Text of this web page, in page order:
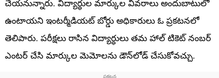
చేయనున్నారు. విద్యార్ధుల మార్కుల వివరాలు అందుబాటులో
ఉంటాయని ఇంటర్మీడియట్‌ బోర్డు అధికారులు ఓ ప్రకటనలో
తెలిపారు. పరీక్షలు రాసిన విద్యార్ధులు తమ హాల్‌ టికెట్‌ నంబర్
ఎంటర్‌ చేసి మార్కుల మెమోలను డౌన్‌లోడ్ చేసుకోవచ్చు.